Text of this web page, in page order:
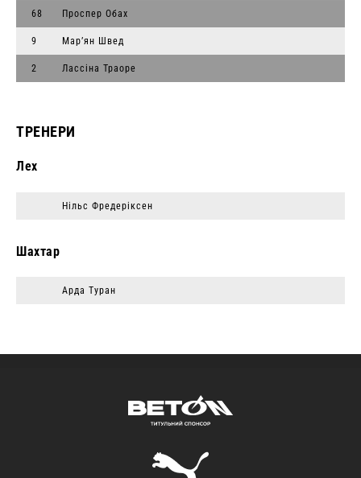
68 Проспер Обах
9 Мар’ян Швед
2 Лассіна Траоре
ТРЕНЕРИ
Лех
Нільс Фредеріксен
Шахтар
Арда Туран